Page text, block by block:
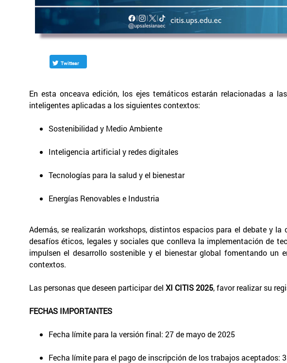
Twittear
En esta onceava edición, los ejes temáticos estarán relacionadas a
inteligentes aplicadas a los siguientes contextos:
Sostenibilidad y Medio Ambiente
Inteligencia artificial y redes digitales
Tecnologías para la salud y el bienestar
Energías Renovables e Industria
Además, se realizarán workshops, distintos espacios para el debate y
desafíos éticos, legales y sociales que conlleva la implementación de
impulsen el desarrollo sostenible y el bienestar global fomentando
contextos.
Las personas que deseen participar del XI CITIS 2025, favor realizar su
FECHAS IMPORTANTES
Fecha límite para la versión final: 27 de mayo de 2025
Fecha límite para el pago de inscripción de los trabajos aceptados: